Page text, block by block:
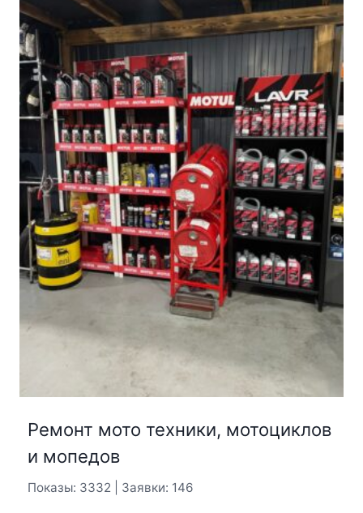
Ремонт мото техники, мотоциклов
и мопедов
Показы: 3332 | Заявки: 146